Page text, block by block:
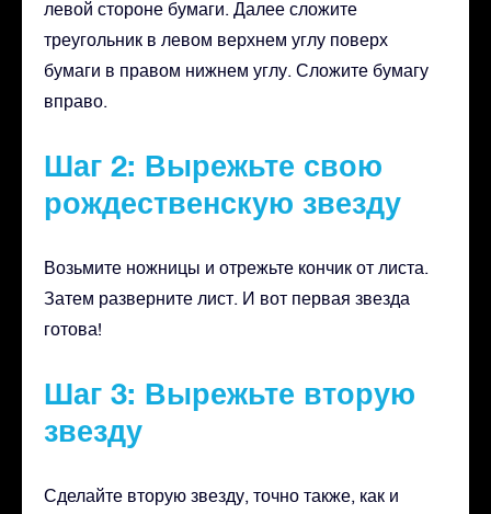
левой стороне бумаги. Далее сложите
треугольник в левом верхнем углу поверх
бумаги в правом нижнем углу. Сложите бумагу
вправо.
Шаг 2: Вырежьте свою
рождественскую звезду
Возьмите ножницы и отрежьте кончик от листа.
Затем разверните лист. И вот первая звезда
готова!
Шаг 3: Вырежьте вторую
звезду
Сделайте вторую звезду, точно также, как и